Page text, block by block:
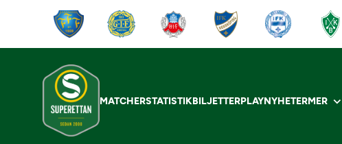
MATCHERSTATISTIKBILJETTERPLAYNYHETERMER